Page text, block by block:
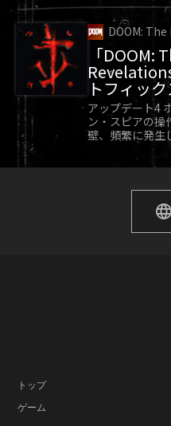
DOOM:
「DOOM:
トフィッ
アップデート4
ン・スピアの操
壁、頻繁に発生
されています。
トップ
ゲーム